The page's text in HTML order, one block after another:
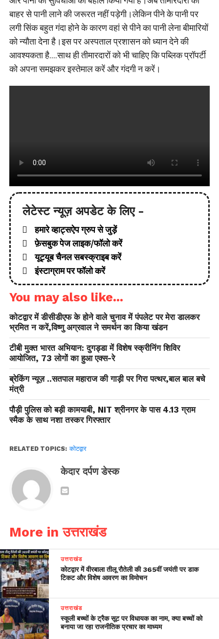
बाहर से पानी लाने की जरूरत नहीं पड़ेगी।लेकिन पीने के पानी पर
लगी सिंक बहुत गंदा होने के कारण वहां से पीने का पानी लेना बीमारियों
को न्यौता देना है।इस पर अस्पताल प्रशासन को ध्यान देने की
आवश्यकता है….साथ ही तीमारदारों को भी चाहिए कि पब्लिक प्रॉपर्टी
को अपना समझकर इस्तेमाल करें और गंदगी न करें।
लेटेस्ट न्यूज़ अपडेट के लिए -
हमारे व्हाट्सऐप ग्रुप से जुड़ें
फ़ेसबुक पेज लाइक/फॉलो करें
यूट्यूब चैनल सबस्क्राइब करें
इंस्टाग्राम पर फॉलो करें
You may also like...
कोटद्वार में डीसीडीएफ के होने वाले चुनाव में पंपलेट पर मेरा डालकर
भ्रमित न करें,विष्णु अग्रवाल ने समर्थन का किया खंडन
टीबी मुक्त भारत अभियान: दुगड्डा में विशेष स्क्रीनिंग शिविर
आयोजित, 73 लोगों का हुआ एक्स-रे
ब्रेकिंग न्यूज़ ..सतपाल महाराज की गाड़ी पर गिरा पत्थर,बाल बाल बचे
मंत्री
पौड़ी पुलिस को बड़ी कामयाबी, NIT श्रीनगर के पास 4.13 ग्राम
स्मैक के साथ नशा तस्कर गिरफ्तार
RELATED TOPICS: कोटद्वार
केदार दर्पण डेस्क
More in उत्तराखंड
उत्तराखंड
कोटद्वार में वीरबाला तीलू रौतेली की 365वीं जयंती पर डाक
टिकट और विशेष आवरण का विमोचन
उत्तराखंड
स्कूली बच्चों के ट्रैक सूट पर विधायक का नाम, क्या बच्चों को
बनाया जा रहा राजनीतिक प्रचार का माध्यम